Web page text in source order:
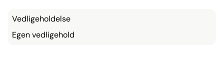
Vedligeholdelse
Egen vedligehold